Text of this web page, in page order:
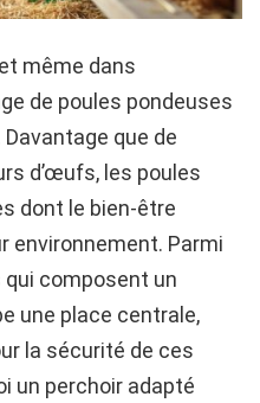
même dans
de poules pondeuses
que de
d’œufs, les poules
dont le bien-être
environnement. Parmi
composent un
une place centrale,
la sécurité de ces
un perchoir adapté